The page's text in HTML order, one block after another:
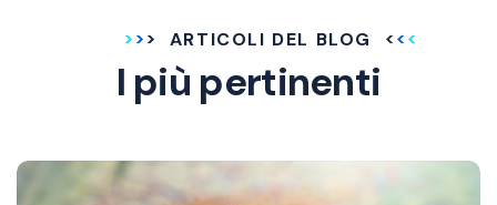
ARTICOLI DEL BLOG
I più pertinenti